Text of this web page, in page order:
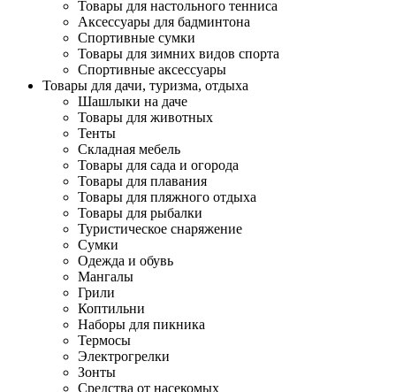
Товары для настольного тенниса
Аксессуары для бадминтона
Спортивные сумки
Товары для зимних видов спорта
Спортивные аксессуары
Товары для дачи, туризма, отдыха
Шашлыки на даче
Товары для животных
Тенты
Складная мебель
Товары для сада и огорода
Товары для плавания
Товары для пляжного отдыха
Товары для рыбалки
Туристическое снаряжение
Сумки
Одежда и обувь
Мангалы
Грили
Коптильни
Наборы для пикника
Термосы
Электрогрелки
Зонты
Средства от насекомых